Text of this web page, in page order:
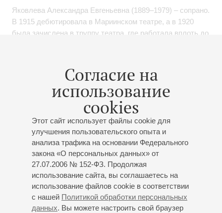
Согласие на
использование
cookies
Этот сайт использует файлы cookie для
улучшения пользовательского опыта и
анализа трафика на основании Федерального
закона «О персональных данных» от
27.07.2006 № 152-ФЗ. Продолжая
использование сайта, вы соглашаетесь на
использование файлов cookie в соответствии
с нашей Политикой обработки персональных
данных. Вы можете настроить свой браузер
Яковлева Александра Евгеньевна (1889–1979) – сопрано.
В 1915 дебютировала в Мариинском театре, а в 1920
была зачислена в труппу театра, где работала вплоть до
была членом Совета Русского музыкального общества
за границей, преподавала в Русской консерватории в
Париже. В Большом зале Филармонии Яковлева дважды
солировала в Девятой симфонии Бетховена под
управлением Эмиля Купера в 1923 году и, уже накануне
эмиграции, исполняла с Павлом Андреевым Сцену из
«Черевичек» Чайковского.